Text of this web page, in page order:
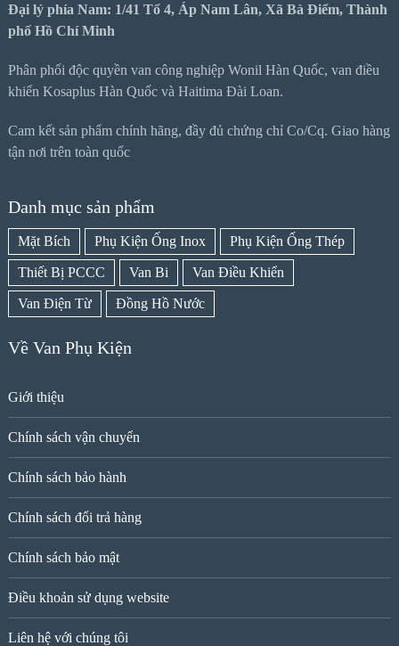
Đại lý phía Nam: 1/41 Tổ 4, Áp Nam Lân, Xã Bà Điểm, Thành
phố Hồ Chí Minh
Phân phối độc quyền van công nghiệp Wonil Hàn Quốc, van điều
khiển Kosaplus Hàn Quốc và Haitima Đài Loan.
Cam kết sản phẩm chính hãng, đầy đủ chứng chỉ Co/Cq. Giao hàng
tận nơi trên toàn quốc
Danh mục sản phẩm
Mặt Bích Phụ Kiện Ống Inox Phụ Kiện Ống Thép
Thiết Bị PCCC Van Bi Van Điều Khiển
Van Điện Từ Đồng Hồ Nước
Về Van Phụ Kiện
Giới thiệu
Chính sách vận chuyển
Chính sách bảo hành
Chính sách đổi trả hàng
Chính sách bảo mật
Điều khoản sử dụng website
Liên hệ với chúng tôi